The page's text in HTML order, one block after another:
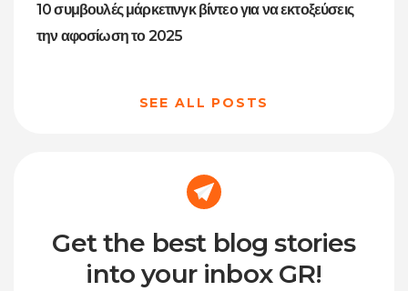
10 συμβουλές μάρκετινγκ βίντεο για να εκτοξεύσεις
την αφοσίωση το 2025
SEE ALL POSTS
Get the best blog stories
into your inbox GR!